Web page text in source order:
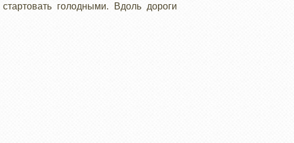
голодными. Вдоль дороги